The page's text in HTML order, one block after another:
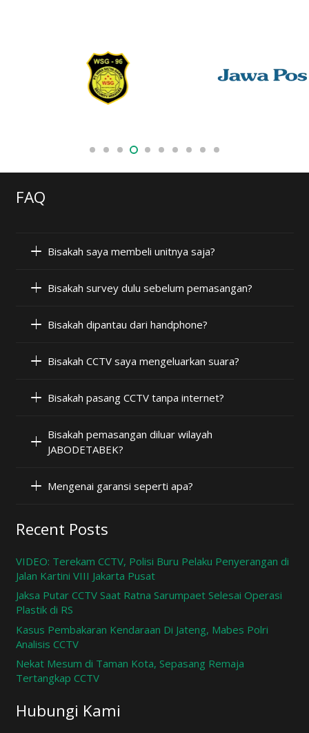
FAQ
Bisakah saya membeli unitnya saja?
Bisakah survey dulu sebelum pemasangan?
Bisakah dipantau dari handphone?
Bisakah CCTV saya mengeluarkan suara?
Bisakah pasang CCTV tanpa internet?
Bisakah pemasangan diluar wilayah
JABODETABEK?
Mengenai garansi seperti apa?
Recent Posts
VIDEO: Terekam CCTV, Polisi Buru Pelaku Penyerangan di
Jalan Kartini VIII Jakarta Pusat
Jaksa Putar CCTV Saat Ratna Sarumpaet Selesai Operasi
Plastik di RS
Kasus Pembakaran Kendaraan Di Jateng, Mabes Polri
Analisis CCTV
Nekat Mesum di Taman Kota, Sepasang Remaja
Tertangkap CCTV
Hubungi Kami